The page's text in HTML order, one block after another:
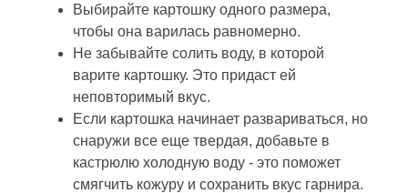
Выбирайте картошку одного размера,
чтобы она варилась равномерно.
Не забывайте солить воду, в которой
варите картошку. Это придаст ей
неповторимый вкус.
Если картошка начинает развариваться, но
снаружи все еще твердая, добавьте в
кастрюлю холодную воду - это поможет
смягчить кожуру и сохранить вкус гарнира.